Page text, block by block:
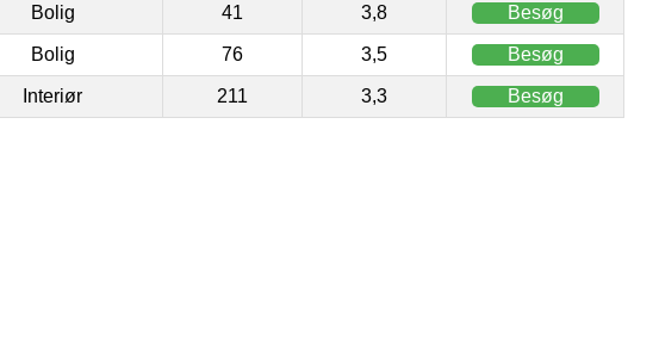
Bolig 41 3,8 Besøg
Bolig 76 3,5 Besøg
Interiør 211 3,3 Besøg